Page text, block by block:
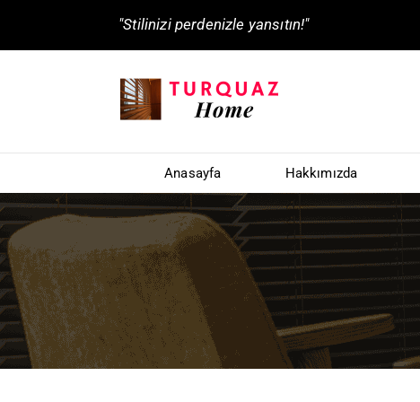
"Stilinizi perdenizle yansıtın!"
Anasayfa Hakkımızda